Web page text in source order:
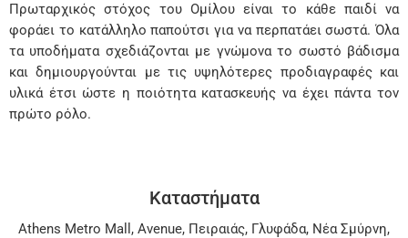
Πρωταρχικός στόχος του Ομίλου είναι το κάθε παιδί να
φοράει το κατάλληλο παπούτσι για να περπατάει σωστά. Όλα
τα υποδήματα σχεδιάζονται με γνώμονα το σωστό βάδισμα
και δημιουργούνται με τις υψηλότερες προδιαγραφές και
υλικά έτσι ώστε η ποιότητα κατασκευής να έχει πάντα τον
πρώτο ρόλο.
Καταστήματα
Athens Metro Mall , Avenue, Πειραιάς, Γλυφάδα, Νέα Σμύρνη,